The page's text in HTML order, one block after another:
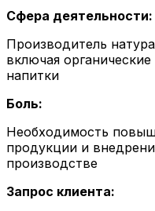
Сфера деятельности:
Производитель
включая
напитки
Боль:
Необходимость
продукции и
производстве
Запрос клиента: